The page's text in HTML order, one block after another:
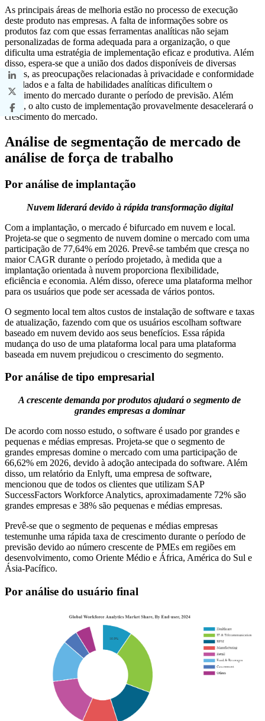
As principais áreas de melhoria estão no processo de execução
deste produto nas empresas. A falta de informações sobre os
produtos faz com que essas ferramentas analíticas não sejam
personalizadas de forma adequada para a organização, o que
dificulta uma estratégia de implementação eficaz e produtiva. Além
disso, espera-se que a união dos dados disponíveis de diversas
fontes, as preocupações relacionadas à privacidade e conformidade
dos dados e a falta de habilidades analíticas dificultem o
crescimento do mercado durante o período de previsão. Além
disso, o alto custo de implementação provavelmente desacelerará o
crescimento do mercado.
Análise de segmentação de mercado de
análise de força de trabalho
Por análise de implantação
Nuvem liderará devido à rápida transformação digital
Com a implantação, o mercado é bifurcado em nuvem e local.
Projeta-se que o segmento de nuvem domine o mercado com uma
participação de 77,64% em 2026. Prevê-se também que cresça no
maior CAGR durante o período projetado, à medida que a
implantação orientada à nuvem proporciona flexibilidade,
eficiência e economia. Além disso, oferece uma plataforma melhor
para os usuários que pode ser acessada de vários pontos.
O segmento local tem altos custos de instalação de software e taxas
de atualização, fazendo com que os usuários escolham software
baseado em nuvem devido aos seus benefícios. Essa rápida
mudança do uso de uma plataforma local para uma plataforma
baseada em nuvem prejudicou o crescimento do segmento.
Por análise de tipo empresarial
A crescente demanda por produtos ajudará o segmento de
grandes empresas a dominar
De acordo com nosso estudo, o software é usado por grandes e
pequenas e médias empresas. Projeta-se que o segmento de
grandes empresas domine o mercado com uma participação de
66,62% em 2026, devido à adoção antecipada do software. Além
disso, um relatório da Enlyft, uma empresa de software,
mencionou que de todos os clientes que utilizam SAP
SuccessFactors Workforce Analytics, aproximadamente 72% são
grandes empresas e 38% são pequenas e médias empresas.
Prevê-se que o segmento de pequenas e médias empresas
testemunhe uma rápida taxa de crescimento durante o período de
previsão devido ao número crescente de PMEs em regiões em
desenvolvimento, como Oriente Médio e África, América do Sul e
Ásia-Pacífico.
Por análise do usuário final